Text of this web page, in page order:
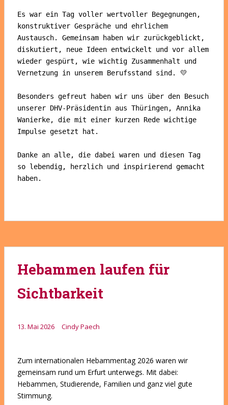
Es war ein Tag voller wertvoller Begegnungen,
konstruktiver Gespräche und ehrlichem
Austausch. Gemeinsam haben wir zurückgeblickt,
diskutiert, neue Ideen entwickelt und vor allem
wieder gespürt, wie wichtig Zusammenhalt und
Vernetzung in unserem Berufsstand sind. 💛
Besonders gefreut haben wir uns über den Besuch
unserer DHV-Präsidentin aus Thüringen, Annika
Wanierke, die mit einer kurzen Rede wichtige
Impulse gesetzt hat.
Danke an alle, die dabei waren und diesen Tag
so lebendig, herzlich und inspirierend gemacht
haben.
Hebammen laufen für
Sichtbarkeit
13. Mai 2026 Cindy Paech
Zum internationalen Hebammentag 2026 waren wir
gemeinsam rund um Erfurt unterwegs. Mit dabei:
Hebammen, Studierende, Familien und ganz viel gute
Stimmung.